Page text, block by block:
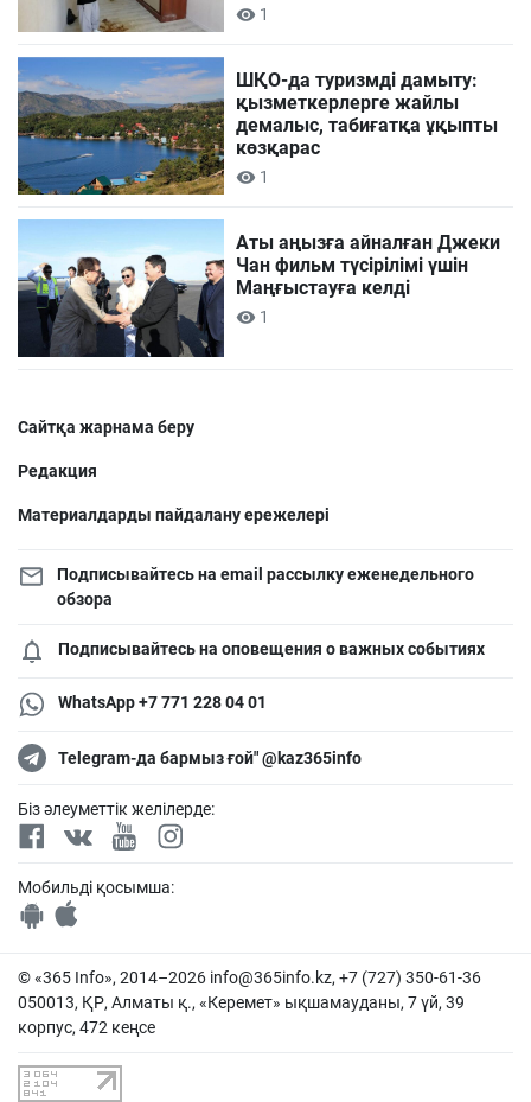
1
ШҚО-да туризмді дамыту:
қызметкерлерге жайлы
демалыс, табиғатқа ұқыпты
көзқарас
1
Аты аңызға айналған Джеки
Чан фильм түсірілімі үшін
Маңғыстауға келді
1
Сайтқа жарнама беру
Редакция
Материалдарды пайдалану ережелері
Подписывайтесь на email рассылку еженедельного
обзора
Подписывайтесь на оповещения о важных событиях
WhatsApp +7 771 228 04 01
Telegram-да бармыз ғой" @kaz365info
Біз әлеуметтік желілерде:
Мобильді қосымша:
© «365 Info», 2014–2026 info@365info.kz, +7 (727) 350-61-36
050013, ҚР, Алматы қ., «Керемет» ықшамауданы, 7 үй, 39
корпус, 472 кеңсе